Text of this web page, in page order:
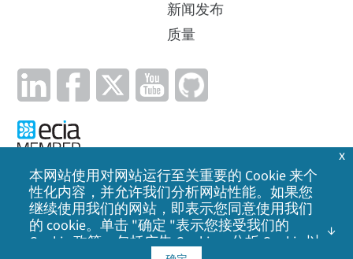
新闻发布
质量
隐私政策 | Cookie 政策 | 法律声明 | 网站地图
2026 Digi International Inc. 保留所有权利。
本网站使用对网站运行至关重要的 Cookie 来个
性化内容，并允许我们分析网站性能。如果您
继续使用我们的网站，即表示您同意使用我们
的 cookie。单击 "确定 "表示您接受我们的
Cookie 政策 ，包括广告 Cookie、分析 Cookie 以
x